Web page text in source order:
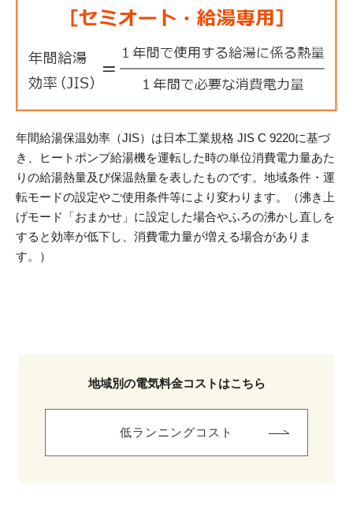
年間給湯保温効率（JIS）は日本工業規格 JIS C 9220に基づ
き、ヒートポンプ給湯機を運転した時の単位消費電力量あた
りの給湯熱量及び保温熱量を表したものです。地域条件・運
転モードの設定やご使用条件等により変わります。（沸き上
げモード「おまかせ」に設定した場合やふろの沸かし直しを
すると効率が低下し、消費電力量が増える場合がありま
す。）
地域別の電気料金コストはこちら
低ランニングコスト